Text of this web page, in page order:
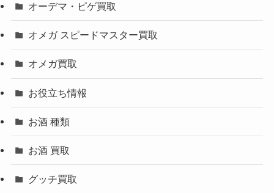
オーデマ・ピゲ買取
オメガ スピードマスター買取
オメガ買取
お役立ち情報
お酒 種類
お酒 買取
グッチ買取